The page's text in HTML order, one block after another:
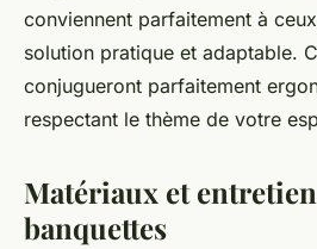
conviennent parfaitement à
solution pratique et adaptable.
conjugueront parfaitement
respectant le thème de votre
Matériaux et
banquettes